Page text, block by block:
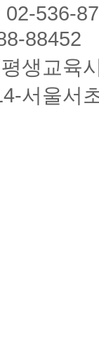
536-
88452
생교육
서울서